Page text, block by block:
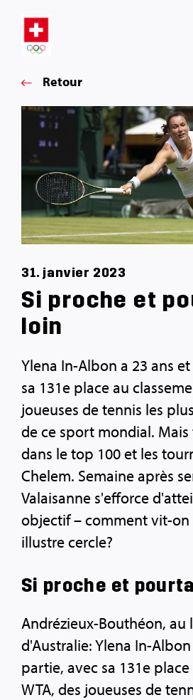
Retour
31. janvier 2023
Si proche et
loin
Ylena In-Albon a 23 ans
sa 131e place au
joueuses de tennis les
de ce sport mondial.
dans le top 100 et les
Chelem. Semaine après
Valaisanne s'efforce
objectif – comment vit-
illustre cercle?
Si proche et
Andrézieux-Bouthéon, au
d'Australie: Ylena In-
partie, avec sa 131e
WTA, des joueuses de